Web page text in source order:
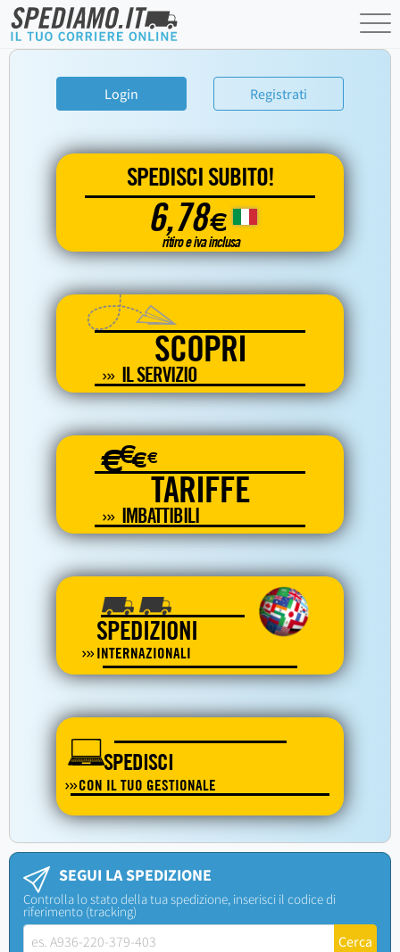
Login Registrati
SPEDISCI SUBITO!
6,78€
ritiro e iva inclusa
SCOPRI
IL SERVIZIO
€€€€
TARIFFE
IMBATTIBILI
SPEDIZIONI
INTERNAZIONALI
SPEDISCI
CON IL TUO GESTIONALE
SEGUI LA SPEDIZIONE
Controlla lo stato della tua spedizione, inserisci il codice di
riferimento (tracking)